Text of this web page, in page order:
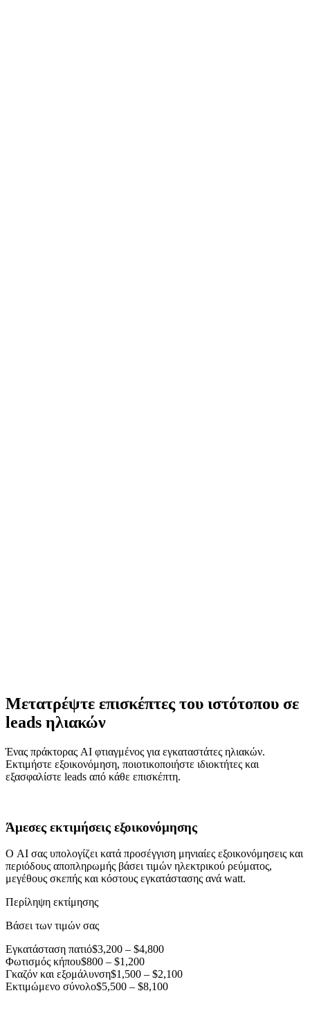
Μετατρέψτε επισκέπτες του ιστότοπου σε
leads ηλιακών
Ένας πράκτορας AI φτιαγμένος για εγκαταστάτες ηλιακών.
Εκτιμήστε εξοικονόμηση, ποιοτικοποιήστε ιδιοκτήτες και
εξασφαλίστε leads από κάθε επισκέπτη.
Άμεσες εκτιμήσεις εξοικονόμησης
Ο AI σας υπολογίζει κατά προσέγγιση μηνιαίες εξοικονόμησεις και
περιόδους αποπληρωμής βάσει τιμών ηλεκτρικού ρεύματος,
μεγέθους σκεπής και κόστους εγκατάστασης ανά watt.
Περίληψη εκτίμησης
Βάσει των τιμών σας
Εγκατάσταση πατιό$3,200 – $4,800
Φωτισμός κήπου$800 – $1,200
Γκαζόν και εξομάλυνση$1,500 – $2,100
Εκτιμώμενο σύνολο$5,500 – $8,100